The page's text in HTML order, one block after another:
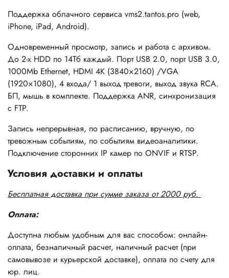
Поддержка облачного сервиса vms2.tantos.pro (web,
iPhone, iPad, Android).
Одновременный просмотр, запись и работа с архивом.
До 2-х HDD по 14Тб каждый. Порт USB 2.0, порт USB 3.0,
1000Mb Ethernet, HDMI 4K (3840×2160) /VGA
(1920×1080), 4 входа/ 1 выход тревоги, выход звука RCA.
БП, мышь в комплекте. Поддержка ANR, синхронизация
с FTP.
Запись непрерывная, по расписанию, вручную, по
тревожным событиям, по событиям видеоаналитики.
Подключение сторонних IP камер по ONVIF и RTSP.
Условия доставки и оплаты
Бесплатная доставка при сумме заказа от 2000 руб.
Оплата:
Доступна любым удобным для вас способом: онлайн-
оплата, безналичный расчет, наличный расчет (при
самовывозе и курьерской доставке), оплата по счету для
юр. лиц.